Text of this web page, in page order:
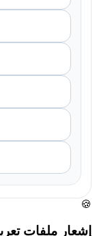
🍪
إشعار ملفات